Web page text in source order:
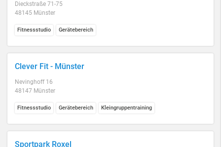
Dieckstraße 71-75
48145 Münster
Fitnessstudio Gerätebereich
Clever Fit - Münster
Nevinghoff 16
48147 Münster
Fitnessstudio Gerätebereich Kleingruppentraining
Sportpark Roxel